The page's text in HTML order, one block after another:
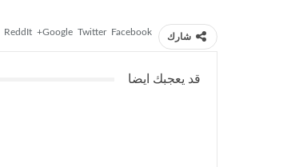
في
نافذة
جديدة)
في
نافذة
جديدة)
شارك Facebook
Twitter
Google+
ReddIt
قد يعجبك ايضا